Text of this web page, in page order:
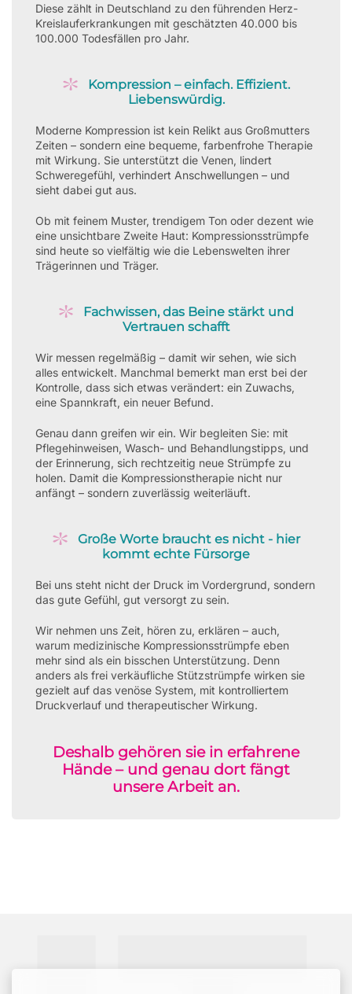
Diese zählt in Deutschland zu den führenden Herz-
Kreislauferkrankungen mit geschätzten 40.000 bis
100.000 Todesfällen pro Jahr.
Kompression – einfach. Effizient.
Liebenswürdig.
Moderne Kompression ist kein Relikt aus Großmutters
Zeiten – sondern eine bequeme, farbenfrohe Therapie
mit Wirkung. Sie unterstützt die Venen, lindert
Schweregefühl, verhindert Anschwellungen – und
sieht dabei gut aus.
Ob mit feinem Muster, trendigem Ton oder dezent wie
eine unsichtbare Zweite Haut: Kompressionsstrümpfe
sind heute so vielfältig wie die Lebenswelten ihrer
Trägerinnen und Träger.
Fachwissen, das Beine stärkt und
Vertrauen schafft
Wir messen regelmäßig – damit wir sehen, wie sich
alles entwickelt. Manchmal bemerkt man erst bei der
Kontrolle, dass sich etwas verändert: ein Zuwachs,
eine Spannkraft, ein neuer Befund.
Genau dann greifen wir ein. Wir begleiten Sie: mit
Pflegehinweisen, Wasch- und Behandlungstipps, und
der Erinnerung, sich rechtzeitig neue Strümpfe zu
holen. Damit die Kompressionstherapie nicht nur
anfängt – sondern zuverlässig weiterläuft.
Große Worte braucht es nicht - hier
kommt echte Fürsorge
Bei uns steht nicht der Druck im Vordergrund, sondern
das gute Gefühl, gut versorgt zu sein.
Wir nehmen uns Zeit, hören zu, erklären – auch,
warum medizinische Kompressionsstrümpfe eben
mehr sind als ein bisschen Unterstützung. Denn
anders als frei verkäufliche Stützstrümpfe wirken sie
gezielt auf das venöse System, mit kontrolliertem
Druckverlauf und therapeutischer Wirkung.
Deshalb gehören sie in erfahrene
Hände – und genau dort fängt
unsere Arbeit an.